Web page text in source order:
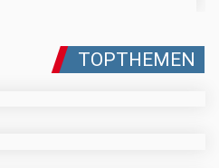
TOPTHEMEN